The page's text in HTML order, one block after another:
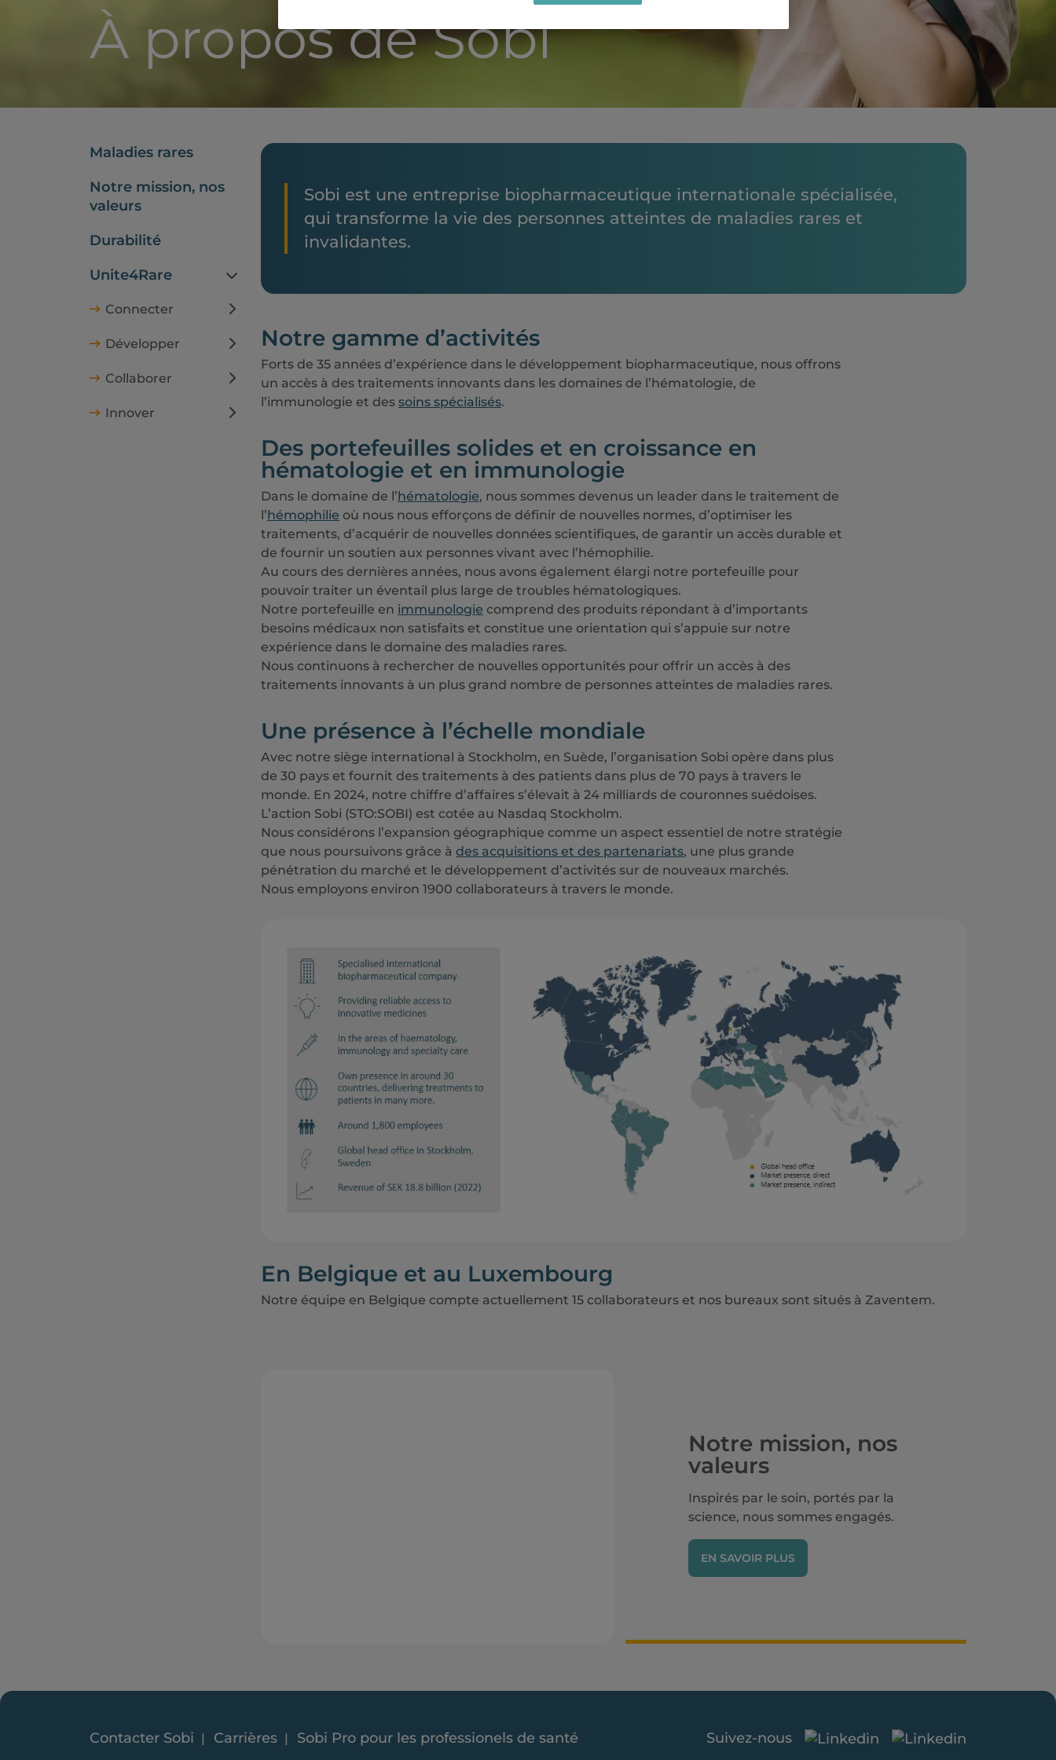
À propos de Sobi
Maladies rares
Notre mission, nos
valeurs
Durabilité
Unite4Rare
Connecter
Développer
Collaborer
Innover
Sobi est une entreprise biopharmaceutique internationale spécialisée,
qui transforme la vie des personnes atteintes de maladies rares et
invalidantes.
Notre gamme d’activités
Forts de 35 années d’expérience dans le développement biopharmaceutique, nous offrons
un accès à des traitements innovants dans les domaines de l’hématologie, de
l’immunologie et des soins spécialisés.
Des portefeuilles solides et en croissance en
hématologie et en immunologie
Dans le domaine de l’hématologie, nous sommes devenus un leader dans le traitement de
l’hémophilie où nous nous efforçons de définir de nouvelles normes, d’optimiser les
traitements, d’acquérir de nouvelles données scientifiques, de garantir un accès durable et
de fournir un soutien aux personnes vivant avec l’hémophilie.
Au cours des dernières années, nous avons également élargi notre portefeuille pour
pouvoir traiter un éventail plus large de troubles hématologiques.
Notre portefeuille en immunologie comprend des produits répondant à d’importants
besoins médicaux non satisfaits et constitue une orientation qui s’appuie sur notre
expérience dans le domaine des maladies rares.
Nous continuons à rechercher de nouvelles opportunités pour offrir un accès à des
traitements innovants à un plus grand nombre de personnes atteintes de maladies rares.
Une présence à l’échelle mondiale
Avec notre siège international à Stockholm, en Suède, l’organisation Sobi opère dans plus
de 30 pays et fournit des traitements à des patients dans plus de 70 pays à travers le
monde. En 2024, notre chiffre d’affaires s’élevait à 24 milliards de couronnes suédoises.
L’action Sobi (STO:SOBI) est cotée au Nasdaq Stockholm.
Nous considérons l’expansion géographique comme un aspect essentiel de notre stratégie
que nous poursuivons grâce à des acquisitions et des partenariats, une plus grande
pénétration du marché et le développement d’activités sur de nouveaux marchés.
Nous employons environ 1900 collaborateurs à travers le monde.
En Belgique et au Luxembourg
Notre équipe en Belgique compte actuellement 15 collaborateurs et nos bureaux sont situés à Zaventem.
Notre mission, nos
valeurs
Inspirés par le soin, portés par la
science, nous sommes engagés.
EN SAVOIR PLUS
Contacter Sobi Carrières Sobi Pro pour les professionels de santé Suivez-nous